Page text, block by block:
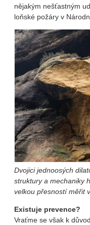
nějakým nešťastným
loňské požáry v
Dvojici jednoosých
struktury a mechaniky
velkou přesností měřit
Existuje prevence?
Vraťme se však k